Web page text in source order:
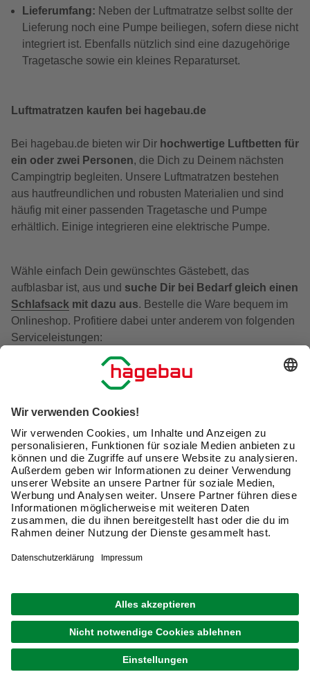
Lieferumfang: Neben der Luftmatratze selbst sollte der
Lieferung noch eine Pumpe beiliegen, sofern diese nicht
integriert ist. Ebenfalls nützlich sind eine dazugehörige
Tragetasche sowie ein kleines Reparaturset.
Luftmatratzen kaufen bei hagebau.de
Bei hagebau.de bieten wir Dir hochwertige Luftbetten für
ein oder zwei Personen, die Dich zu Deinem nächsten
Campingtrip begleiten. Unsere Luftmatratzen bestehen
aus hautfreundlichen und robusten Materialien und sind
häufig mit einer passenden Tragetasche und Pumpe
erhältlich. Einige integrieren eine elektrische Pumpe.
Wähle einfach Dein gewünschtes Gästebett, das
aufblasbar ist, aus und suche Dir bei Bedarf gleich einen
Schlafsack mit dazu aus. Bestelle die Ware bequem im
Onlineshop. Profitiere dabei unter anderem von folgenden
Serviceleistungen:
Kauf auf Rechnung
Lieferstatus verfolgen
versandkostenfrei im Marktabholen
Entdecke jetzt die Angebote anCampingbedarfbei
hagebau.de und kaufe Deine Luftmatratze online!
Newsletter: Zusammen
machen wir Dein Zuhause zu
einem schöneren Ort.